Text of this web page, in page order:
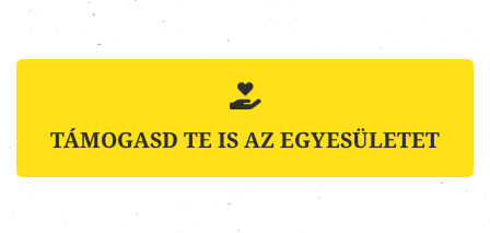
TÁMOGASD TE IS AZ EGYESÜLETET